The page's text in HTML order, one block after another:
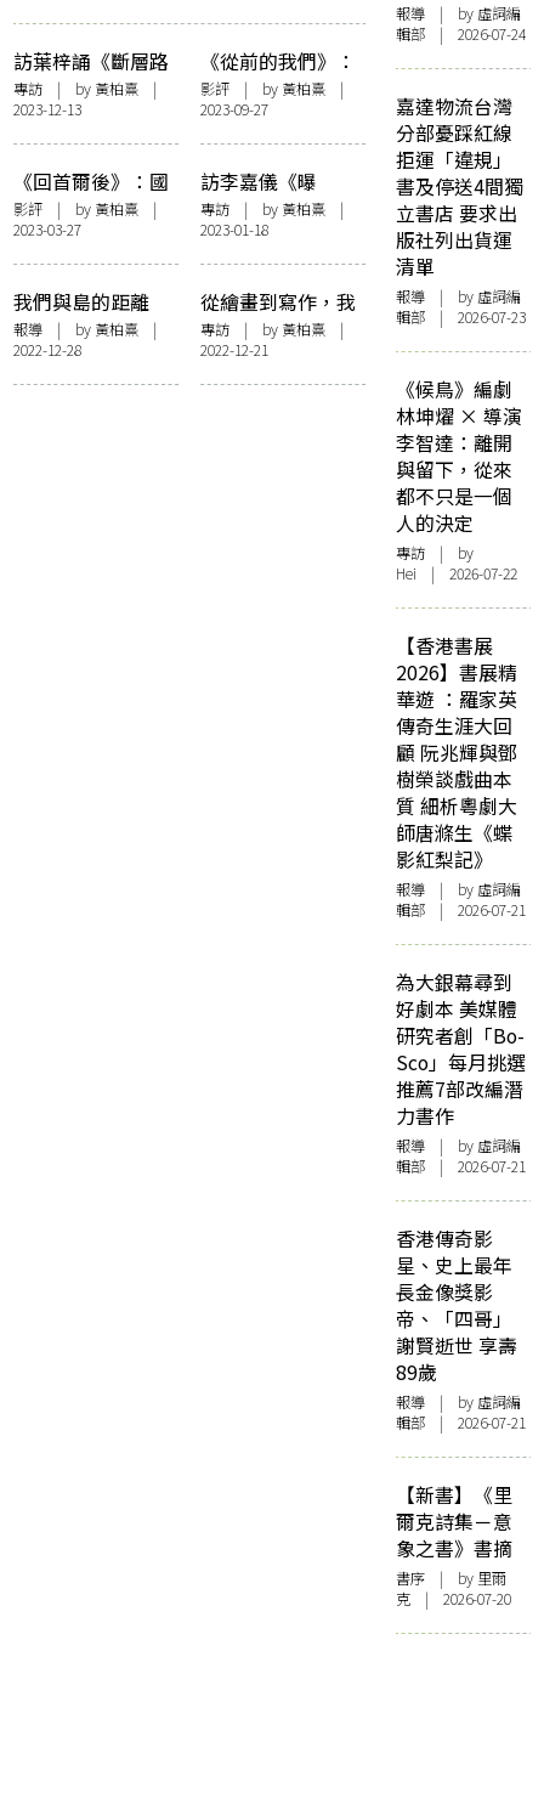
訪葉梓誦《斷層路
徑》：一個
overthinker的溝通
指南
專訪 | by 黃柏熹 |
2023-12-13
《從前的我們》：
每個移民故事，都
有一個留下的人
影評| by 黃柏熹|
2023-09-27
《回首爾後》：國
界是一道不會綻放
的傷痕
影評 | by 黃柏熹 |
2023-03-27
訪李嘉儀《曝
光》：透過文字來
攝影，直面回憶的
療癒術
專訪| by 黃柏熹|
2023-01-18
我們與島的距離
——「隔離島嶼的
回憶與遺忘：香港
離島與文藝創作」
報導 | by 黃柏熹 |
2022-12-28
從繪畫到寫作，我
都離不開母親——
訪方迦南《海水停
在你背上癢的地
專訪| by 黃柏熹|
2022-12-21
報導 | by 虛詞編
輯部 | 2026-07-24
嘉達物流台灣
分部憂踩紅線
拒運「違規」
書及停送4間獨
立書店 要求出
版社列出貨運
清單
報導 | by 虛詞編
輯部 | 2026-07-23
《候鳥》編劇
林坤燿 × 導演
李智達：離開
與留下，從來
都不只是一個
人的決定
專訪 | by
Hei | 2026-07-22
【香港書展
2026】書展精
華遊 ：羅家英
傳奇生涯大回
顧 阮兆輝與鄧
樹榮談戲曲本
質 細析粵劇大
師唐滌生《蝶
影紅梨記》
報導 | by 虛詞編
輯部 | 2026-07-21
為大銀幕尋到
好劇本 美媒體
研究者創「Bo-
Sco」每月挑選
推薦7部改編潛
力書作
報導 | by 虛詞編
輯部 | 2026-07-21
香港傳奇影
星、史上最年
長金像獎影
帝、「四哥」
謝賢逝世 享壽
89歲
報導 | by 虛詞編
輯部 | 2026-07-21
【新書】《里
爾克詩集－意
象之書》書摘
書序 | by 里爾
克 | 2026-07-20